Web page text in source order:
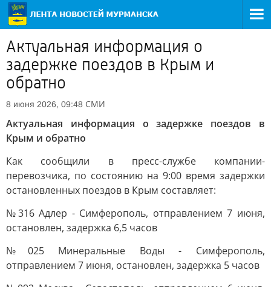
Актуальная информация о
задержке поездов в Крым и
обратно
8 июня 2026, 09:48 СМИ
Актуальная информация о задержке поездов в
Крым и обратно
Как сообщили в пресс-службе компании-
перевозчика, по состоянию на 9:00 время задержки
остановленных поездов в Крым составляет:
№316 Адлер - Симферополь, отправлением 7 июня,
остановлен, задержка 6,5 часов
№025 Минеральные Воды - Симферополь,
отправлением 7 июня, остановлен, задержка 5 часов